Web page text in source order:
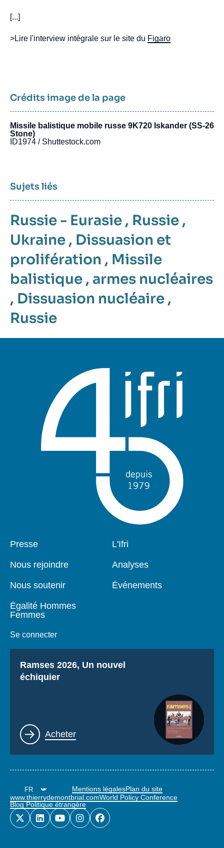
[...]
>Lire l'interview intégrale sur le site du Figaro
Crédits image de la page
Missile balistique mobile russe 9K720 Iskander (SS-26
Stone)
ID1974 / Shuttestock.com
Sujets liés
Russie - Eurasie , Russie ,
Ukraine , Dissuasion et
prolifération , Missile
balistique , armes nucléaires
, Dissuasion nucléaire ,
Russie
Pied
Presse
Nous rejoindre
Nous soutenir
Égalité Hommes
Femmes
Se connecter
Navigation
L'Ifri
Analyses
Événements
Titre
Ramses 2026, Un nouvel
échiquier
Lien
Acheter
Mentions légalesPlan du site
www.thierrydemontbrial.comWorld Policy Conference
Blog Politique étrangère